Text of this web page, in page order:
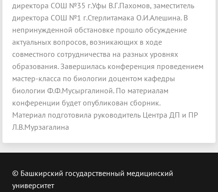
директора СОШ №35 г.Уфы В.Г.Пахомов, заместитель
директора СОШ №1 г.Стерлитамака О.И.Алешина. В
непринужденной обстановке прошло обсуждение
актуальных вопросов, возникающих в ходе
совместного сотрудничества на разных уровнях
образования. Завершилась конференция проведением
мастер-класса по биологии доцентом кафедры
биологии Ф.Ф.Мусыргалиной. По материалам
конференции будет опубликован сборник.
Материал подготовила руководитель Центра ДП и ПР
Л.В.Мурзагалина
© Башкирский государственный медицинский
университет